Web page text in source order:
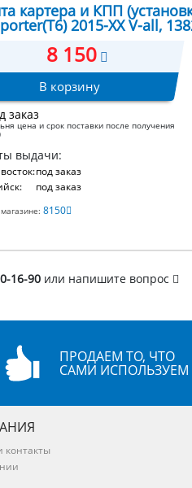
картера и КПП
2015-XX V-all,
8 150
В корзину
заказ
цена и срок поставки после получения
выдачи:
под заказ
под заказ
8150
16-90 или напишите вопрос
ПРОДАЕМ ТО, ЧТО
САМИ ИСПОЛЬЗУЕМ
контакты